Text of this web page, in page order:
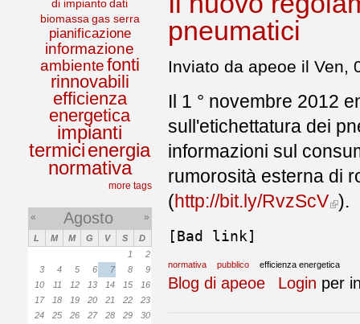
di impianto dati
biomassa gas serra
pianificazione
informazione
ambientefonti
rinnovabili
efficienza
energetica
impianti
termicienergia
normativa
more tags
« Agosto »
L M M G V S
D
1
2
3
4 5 6 7 8
9
10
11 12 13 14 15
16
17
18 19 20 21 22
23
24
25 26 27 28 29
30
pneumatici
Inviato da apeoe il Ven,
Il 1 ° novembre 2012
sull'etichettatura dei
informazioni sul
rumorosità esterna di
(http://bit.ly/RvzScV ).
[Bad link]
normativa pubblico efficienza energetica
Blog di apeoe Login per